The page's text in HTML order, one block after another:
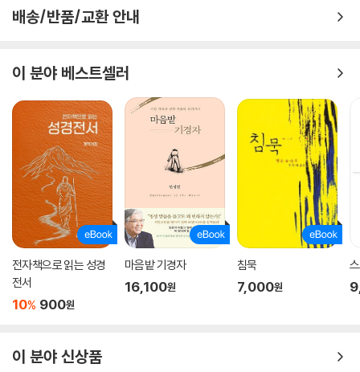
배송/반품/교환 안내
이 분야 베스트셀러
전자책으로 읽는 성경
전서
10% 900원
마음밭 기경자
16,100원
침묵
7,000원
이 분야 신상품